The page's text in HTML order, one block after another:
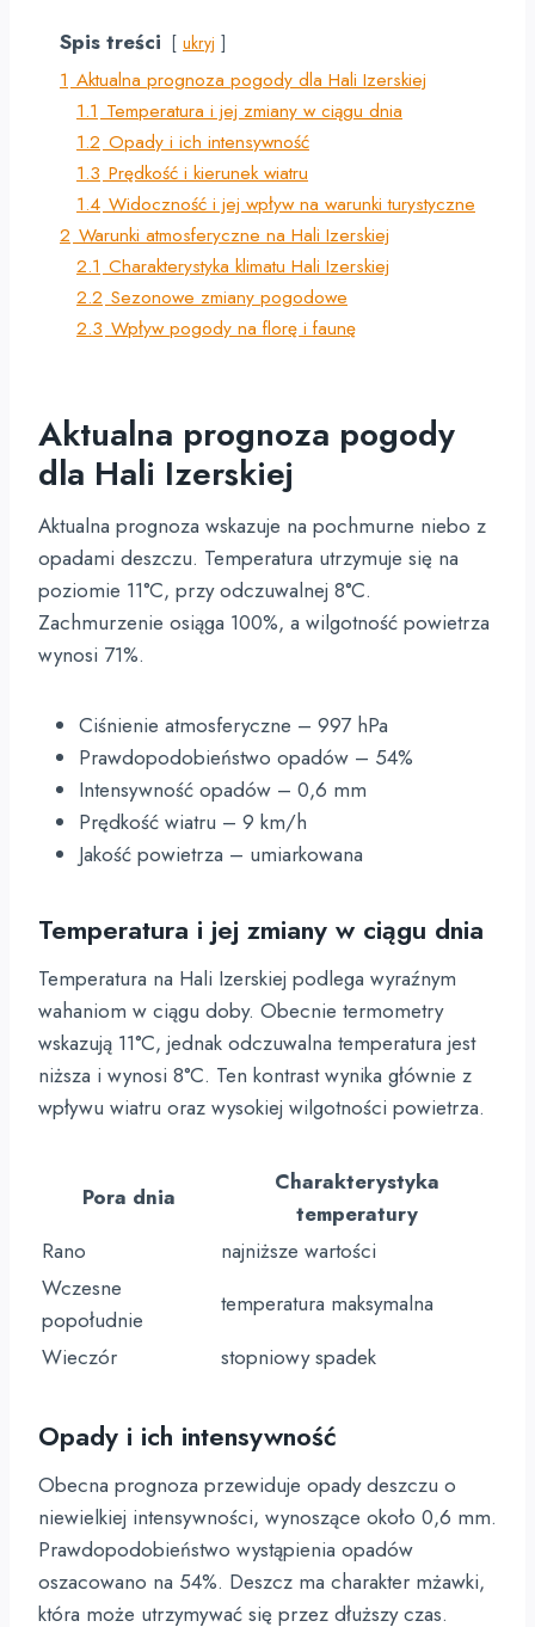
Spis treści ukryj
1 Aktualna prognoza pogody dla Hali Izerskiej
1.1 Temperatura i jej zmiany w ciągu dnia
1.2 Opady i ich intensywność
1.3 Prędkość i kierunek wiatru
1.4 Widoczność i jej wpływ na warunki turystyczne
2 Warunki atmosferyczne na Hali Izerskiej
2.1 Charakterystyka klimatu Hali Izerskiej
2.2 Sezonowe zmiany pogodowe
2.3 Wpływ pogody na florę i faunę
Aktualna prognoza pogody
dla Hali Izerskiej
Aktualna prognoza wskazuje na pochmurne niebo z
opadami deszczu. Temperatura utrzymuje się na
poziomie 11°C, przy odczuwalnej 8°C.
Zachmurzenie osiąga 100%, a wilgotność powietrza
wynosi 71%.
Ciśnienie atmosferyczne – 997 hPa
Prawdopodobieństwo opadów – 54%
Intensywność opadów – 0,6 mm
Prędkość wiatru – 9 km/h
Jakość powietrza – umiarkowana
Temperatura i jej zmiany w ciągu dnia
Temperatura na Hali Izerskiej podlega wyraźnym
wahaniom w ciągu doby. Obecnie termometry
wskazują 11°C, jednak odczuwalna temperatura jest
niższa i wynosi 8°C. Ten kontrast wynika głównie z
wpływu wiatru oraz wysokiej wilgotności powietrza.
Pora dnia
Charakterystyka
temperatury
Rano
najniższe wartości
Wczesne
popołudnie
temperatura maksymalna
Wieczór
stopniowy spadek
Opady i ich intensywność
Obecna prognoza przewiduje opady deszczu o
niewielkiej intensywności, wynoszące około 0,6 mm.
Prawdopodobieństwo wystąpienia opadów
oszacowano na 54%. Deszcz ma charakter mżawki,
która może utrzymywać się przez dłuższy czas.